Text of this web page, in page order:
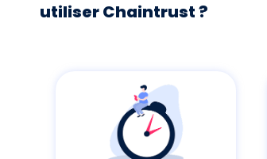
utiliser Chaintrust ?